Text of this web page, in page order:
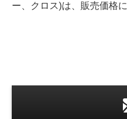
タッチ・音色の調整
ー、クロス)は、販売価格